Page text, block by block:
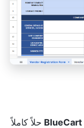
حلاً كاملاً